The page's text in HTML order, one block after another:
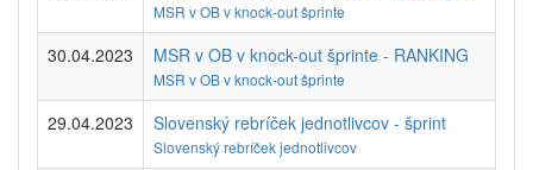
MSR v OB v knock-out šprinte
30.04.2023 MSR v OB v knock-out šprinte - RANKING
MSR v OB v knock-out šprinte
29.04.2023 Slovenský rebríček jednotlivcov - šprint
Slovenský rebríček jednotlivcov